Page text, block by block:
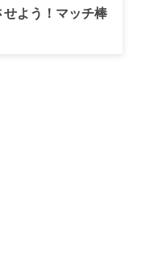
よう！マッチ棒